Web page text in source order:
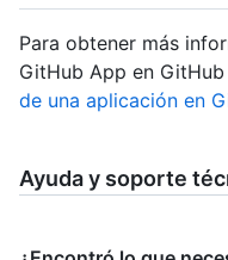
Para obtener más
GitHub App en
de una aplicación en
Ayuda y soporte